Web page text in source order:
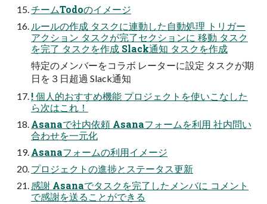
チームTodoのイメージ
ルールの作成 タスクに連動した自動処理 トリガー
アクション タスクが完了セクションに 移動 タスク
を完了 タスクを作成 Slack通知 タスクを作成
特定のメンバーをコラボ レーターに設定 タスクが期
日を３日超過 Slack通知
! 個人的おすすめ機能 プロジェクトを使いこなした
ら次はこれ！
Asanaで社内依頼 Asanaフォームを利用 社内問い
合わせを一元化
Asanaフォームの利用イメージ
プロジェクトの進捗とステータス更新
感謝 Asanaでタスクを完了したメンバに コメント
で感謝を送ることができる